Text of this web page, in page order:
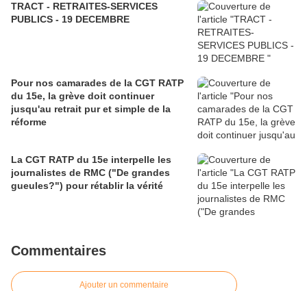
TRACT - RETRAITES-SERVICES
PUBLICS - 19 DECEMBRE
Pour nos camarades de la CGT RATP
du 15e, la grève doit continuer
jusqu'au retrait pur et simple de la
réforme
La CGT RATP du 15e interpelle les
journalistes de RMC ("De grandes
gueules?") pour rétablir la vérité
Commentaires
Ajouter un commentaire